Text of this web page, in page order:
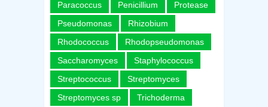
Paracoccus
Penicillium
Protease
Pseudomonas
Rhizobium
Rhodococcus
Rhodopseudomonas
Saccharomyces
Staphylococcus
Streptococcus
Streptomyces
Streptomyces sp
Trichoderma